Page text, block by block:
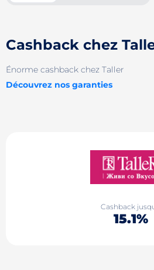
Cashback chez
Énorme cashback chez Taller
Découvrez nos garanties
Cashback
15.1%